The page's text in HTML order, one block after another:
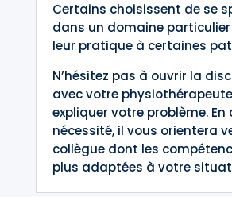
Certains choisissent de se
dans un domaine
leur pratique à certaines
N’hésitez pas à ouvrir la
avec votre
expliquer votre problème. En
nécessité, il vous orientera
collègue dont les
plus adaptées à votre